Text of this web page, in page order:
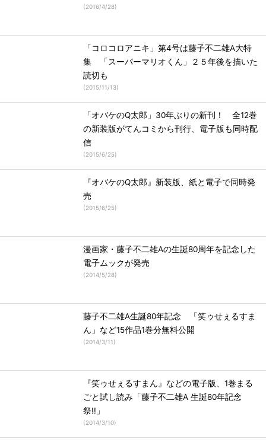
(2016/4/28)
「コロコロアニキ」第4号は藤子不二雄A大特
集 「スーパーマリオくん」２５年後を描いた
読切も
(2015/11/13)
「オバケのQ太郎」30年ぶりの新刊！ 全12巻
の新装版がてんコミから刊行、電子版も同時配
信
(2015/6/25)
『オバケのQ太郎』新装版、紙と電子で同時発
売
(2015/6/25)
漫画家・藤子不二雄Aの生誕80周年を記念した
電子ムックが発売
(2014/5/28)
藤子不二雄A生誕80年記念 「笑ゥせぇるすま
ん」など15作品1巻分無料公開
(2014/3/11)
『笑ゥせぇるすまん』などの電子版、1巻まる
ごと試し読み「藤子不二雄A 生誕80年記念
祭!!」
(2014/3/10)